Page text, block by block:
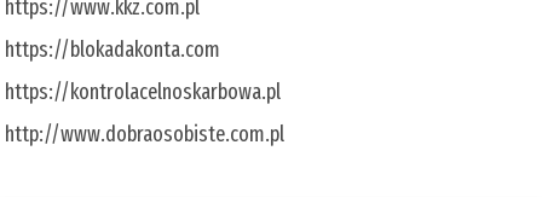
https://www.kkz.com.pl
https://blokadakonta.com
https://kontrolacelnoskarbowa.pl
http://www.dobraosobiste.com.pl